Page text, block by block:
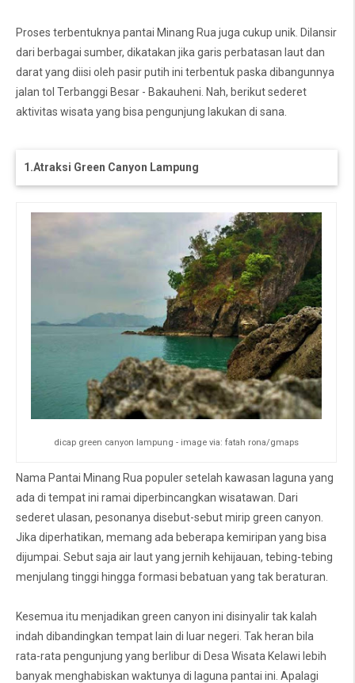
Proses terbentuknya pantai Minang Rua juga cukup unik. Dilansir
dari berbagai sumber, dikatakan jika garis perbatasan laut dan
darat yang diisi oleh pasir putih ini terbentuk paska dibangunnya
jalan tol Terbanggi Besar - Bakauheni. Nah, berikut sederet
aktivitas wisata yang bisa pengunjung lakukan di sana.
1.Atraksi Green Canyon Lampung
dicap green canyon lampung - image via: fatah rona/gmaps
Nama Pantai Minang Rua populer setelah kawasan laguna yang
ada di tempat ini ramai diperbincangkan wisatawan. Dari
sederet ulasan, pesonanya disebut-sebut mirip green canyon.
Jika diperhatikan, memang ada beberapa kemiripan yang bisa
dijumpai. Sebut saja air laut yang jernih kehijauan, tebing-tebing
menjulang tinggi hingga formasi bebatuan yang tak beraturan.
Kesemua itu menjadikan green canyon ini disinyalir tak kalah
indah dibandingkan tempat lain di luar negeri. Tak heran bila
rata-rata pengunjung yang berlibur di Desa Wisata Kelawi lebih
banyak menghabiskan waktunya di laguna pantai ini. Apalagi